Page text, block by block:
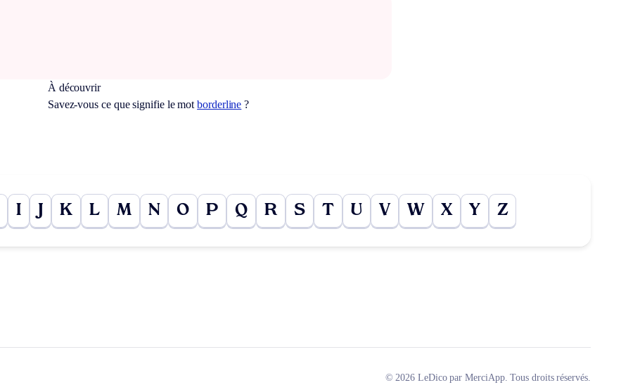
À découvrir
Savez-vous ce que signifie le motborderline ?
I J K L M N O P Q R S T U V W X Y Z
© 2026 LeDico par MerciApp. Tous droits réservés.